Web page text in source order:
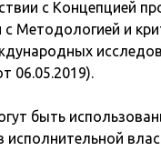
с Концепцией
с Методологией и
06.05.2019).
быть